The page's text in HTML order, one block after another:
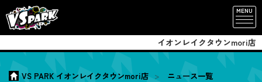
MENU
イオンレイクタウンmori店
VS PARK イオンレイクタウンmori店 ニュース一覧